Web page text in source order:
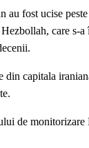
fost ucise
care s-
capitala
de